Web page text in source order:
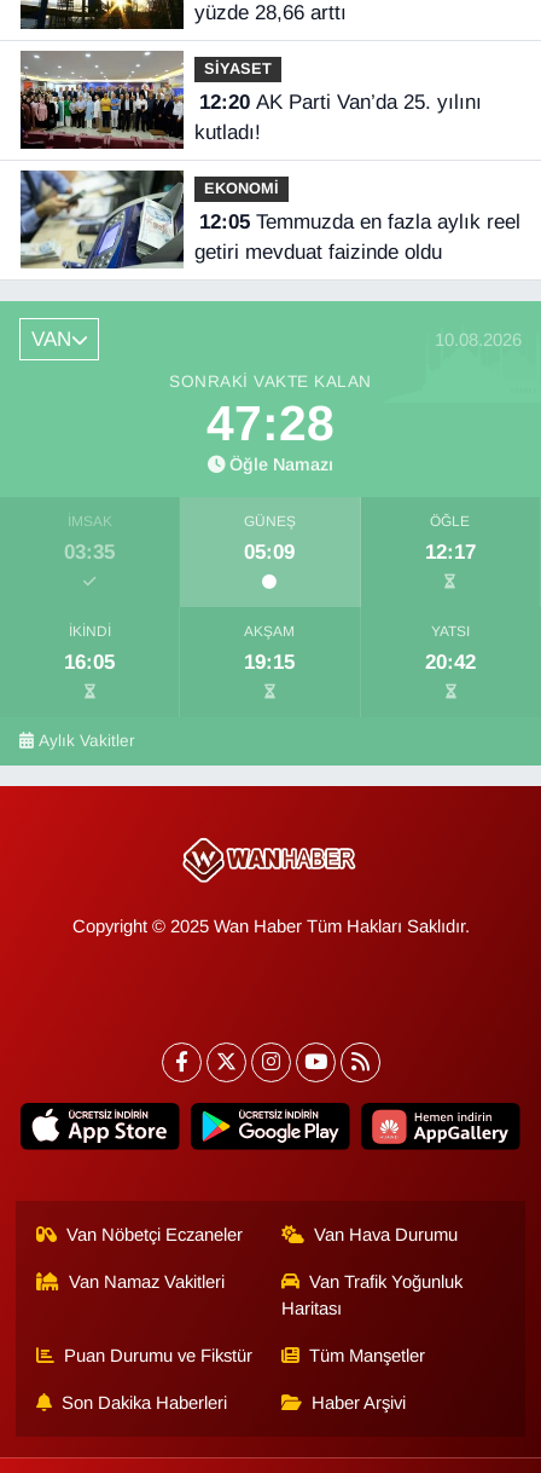
yüzde 28,66 arttı
SİYASET
12:20AK Parti Van’da 25. yılını
kutladı!
EKONOMİ
12:05Temmuzda en fazla aylık reel
getiri mevduat faizinde oldu
VAN 10.08.2026
SONRAKI VAKTE KALAN
47:28
Öğle Namazı
İMSAK
03:35
GÜNEŞ
05:09
ÖĞLE
12:17
İKINDI
16:05
AKŞAM
19:15
YATSI
20:42
Aylık Vakitler
Copyright © 2025 Wan Haber Tüm Hakları Saklıdır.
Van Nöbetçi Eczaneler Van Hava Durumu
Van Namaz Vakitleri
Van Trafik Yoğunluk
Haritası
Puan Durumu ve Fikstür Tüm Manşetler
Son Dakika Haberleri Haber Arşivi